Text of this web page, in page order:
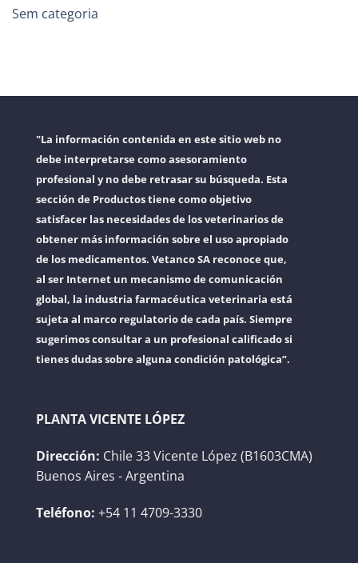
Sem categoria
"La información contenida en este sitio web no
debe interpretarse como asesoramiento
profesional y no debe retrasar su búsqueda. Esta
sección de Productos tiene como objetivo
satisfacer las necesidades de los veterinarios de
obtener más información sobre el uso apropiado
de los medicamentos. Vetanco SA reconoce que,
al ser Internet un mecanismo de comunicación
global, la industria farmacéutica veterinaria está
sujeta al marco regulatorio de cada país. Siempre
sugerimos consultar a un profesional calificado si
tienes dudas sobre alguna condición patológica”.
PLANTA VICENTE LÓPEZ
Dirección: Chile 33 Vicente López (B1603CMA)
Buenos Aires - Argentina
Teléfono: +54 11 4709-3330